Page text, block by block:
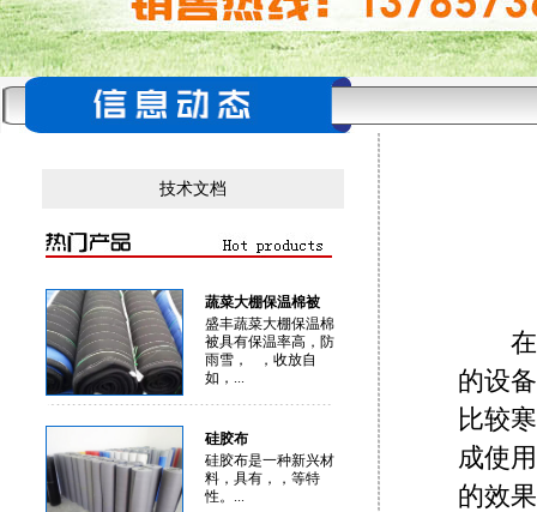
技术文档
蔬菜大棚保温棉被
盛丰蔬菜大棚保温棉
被具有保温率高，防
雨雪， ，收放自
如，...
硅胶布
硅胶布是一种新兴材
料，具有，，等特
性。...
在冬
的设
比较
成使
的效